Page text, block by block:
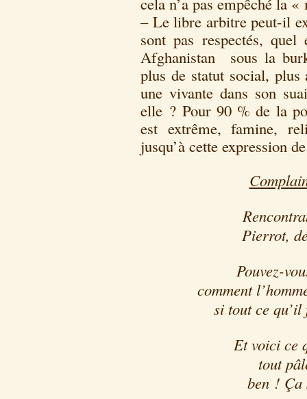
– Le libre arbitre peut-il
sont pas respectés,
Afghanistan sous la
plus de statut social,
une vivante dans son
elle ? Pour 90 % de la
est extrême, famine,
jusqu’à cette expression
Pierrot,
Pouvez-
comment
si tout ce
Et voici ce
tout
ben ! Ça